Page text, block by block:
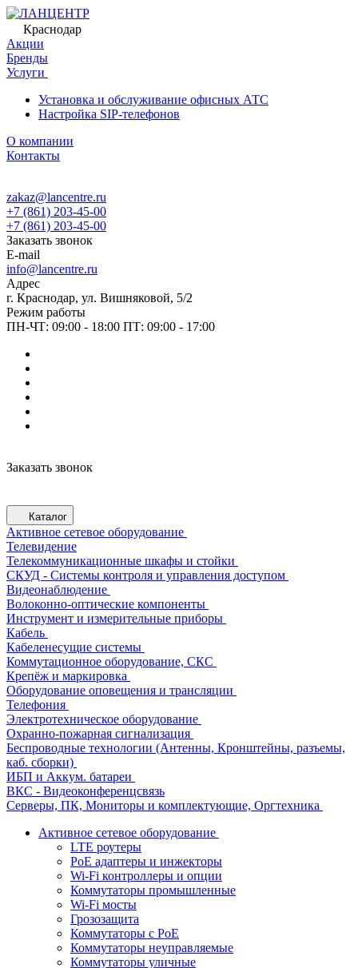
Краснодар
Акции
Бренды
Услуги
Установка и обслуживание офисных АТС
Настройка SIP-телефонов
О компании
Контакты
zakaz@lancentre.ru
+7 (861) 203-45-00
+7 (861) 203-45-00
Заказать звонок
E-mail
info@lancentre.ru
Адрес
г. Краснодар, ул. Вишняковой, 5/2
Режим работы
ПН-ЧТ: 09:00 - 18:00 ПТ: 09:00 - 17:00
Заказать звонок
Каталог
Активное сетевое оборудование
Телевидение
Телекоммуникационные шкафы и стойки
СКУД - Системы контроля и управления доступом
Видеонаблюдение
Волоконно-оптические компоненты
Инструмент и измерительные приборы
Кабель
Кабеленесущие системы
Коммутационное оборудование, СКС
Крепёж и маркировка
Оборудование оповещения и трансляции
Телефония
Электротехническое оборудование
Охранно-пожарная сигнализация
Беспроводные технологии (Антенны, Кронштейны, разъемы,
каб. сборки)
ИБП и Аккум. батареи
ВКС - Видеоконференцсвязь
Серверы, ПК, Мониторы и комплектующие, Оргтехника
Активное сетевое оборудование
LTE роутеры
PoE адаптеры и инжекторы
Wi-Fi контроллеры и опции
Коммутаторы промышленные
Wi-Fi мосты
Грозозащита
Коммутаторы c PoE
Коммутаторы неуправляемые
Коммутаторы уличные